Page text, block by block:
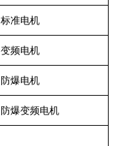
标准电机
变频电机
防爆电机
防爆变频电机